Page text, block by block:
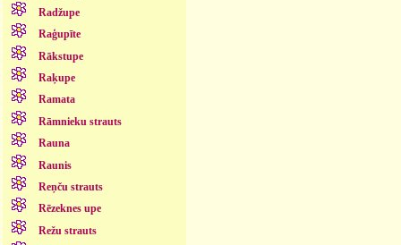
Radžupe
Raģupīte
Rākstupe
Raķupe
Ramata
Rāmnieku strauts
Rauna
Raunis
Reņču strauts
Rēzeknes upe
Režu strauts